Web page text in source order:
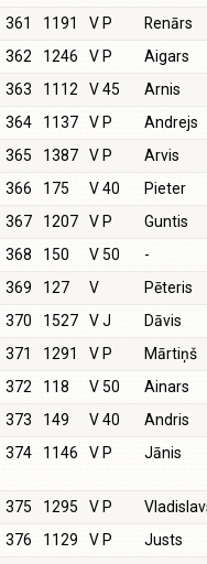
361
1191 V P Renārs
362
1246 V P Aigars
363
1112 V 45 Arnis
364
1137 V P Andrejs
365
1387 V P Arvis
366
175 V 40 Pieter
367
1207 V P Guntis
368
150 V 50 -
369
127 V Pēteris
370
1527 V J Dāvis
371
1291 V P Mārtiņš
372
118 V 50 Ainars
373
149 V 40 Andris
374
1146 V P Jānis
375
1295 V P
376
1129 V P Justs